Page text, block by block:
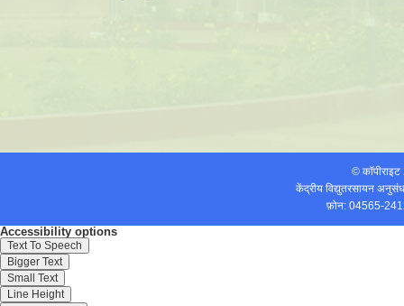
©
केंद्रीय विद्युतरसायन
फ़ोन: 04565-
Accessibility options
Text To Speech
Bigger Text
Small Text
Line Height